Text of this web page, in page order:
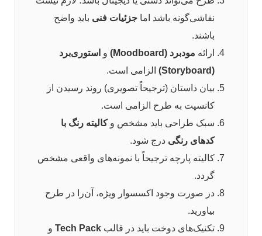
نقاشی‌گونه باشد اما جزئیات فنی باید واضح
باشند.
ارائه مودبرد (Moodboard) و استوری‌برد
(Storyboard)
الزامی است.
بیان داستان (ترجیحاً تصویری) روند رسیدن از
کانسپت به طرح الزامی است.
سبک طراحی باید مشخص وکالیته رنگ با
کدهای رنگی درج شود.
کالیته پارچه ترجیحاً با نمونه‌های واقعی مشخص
گردد.
در صورت وجود اکسسوار ویژه، آن‌را در طرح
بیاورید.
تکنیک‌های دوخت باید در قالب Tech Pack و